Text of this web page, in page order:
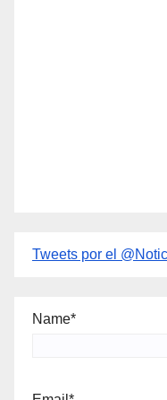
Tweets por el
Name*